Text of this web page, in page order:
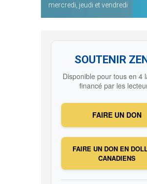
mercredi, jeudi et vendredi
SOUTENIR
Disponible pour tous en 4
financé par les
FAIRE UN DON
FAIRE UN DON EN
CANADIENS